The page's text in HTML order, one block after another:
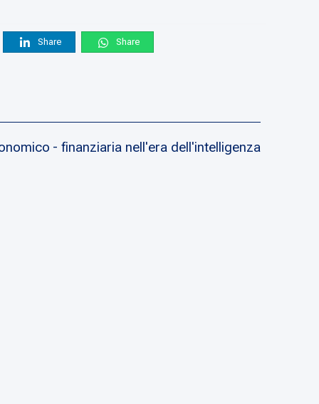
Share Share
- finanziaria nell'era dell'intelligenza